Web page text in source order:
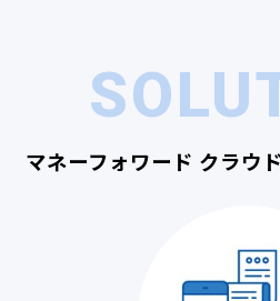
マネーフォワード クラウ